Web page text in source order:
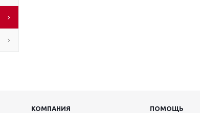
КОМПАНИЯ ПОМОЩЬ